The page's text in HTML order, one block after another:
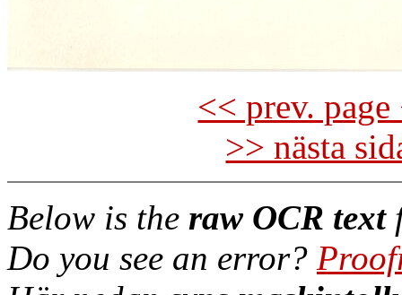
<< prev.
>> nästa
Below is the raw OCR text
Do you see an error?